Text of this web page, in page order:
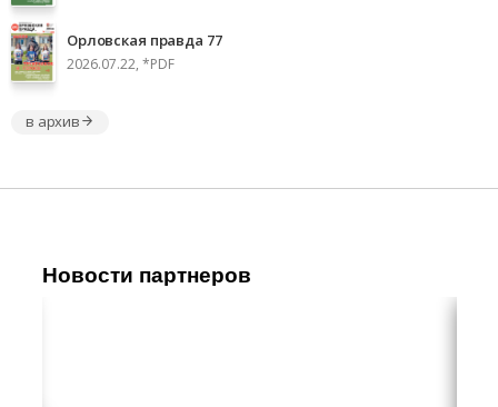
Орловская правда 77
2026.07.22, *PDF
в архив
Новости партнеров